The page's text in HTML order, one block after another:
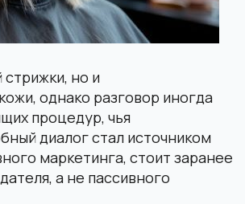
но и
однако разговор иногда
процедур, чья
диалог стал источником
маркетинга, стоит заранее
а не пассивного